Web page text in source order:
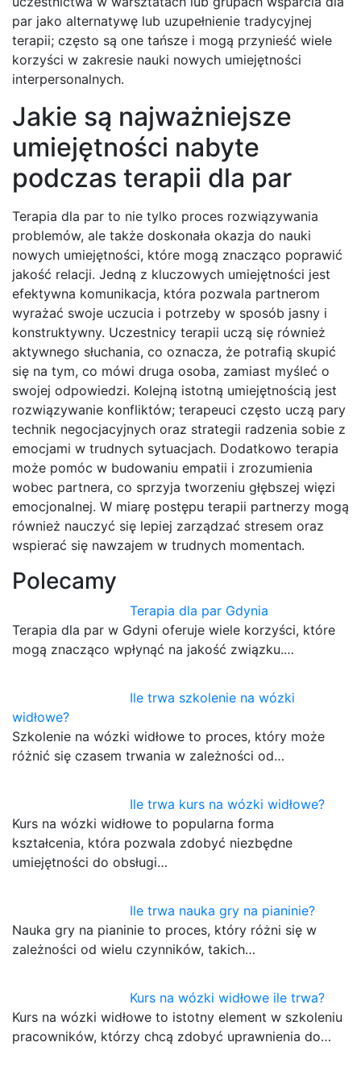
par jako alternatywę lub uzupełnienie tradycyjnej
terapii; często są one tańsze i mogą przynieść wiele
korzyści w zakresie nauki nowych umiejętności
interpersonalnych.
Jakie są najważniejsze
umiejętności nabyte
podczas terapii dla par
Terapia dla par to nie tylko proces rozwiązywania
problemów, ale także doskonała okazja do nauki
nowych umiejętności, które mogą znacząco poprawić
jakość relacji. Jedną z kluczowych umiejętności jest
efektywna komunikacja, która pozwala partnerom
wyrażać swoje uczucia i potrzeby w sposób jasny i
konstruktywny. Uczestnicy terapii uczą się również
aktywnego słuchania, co oznacza, że potrafią skupić
się na tym, co mówi druga osoba, zamiast myśleć o
swojej odpowiedzi. Kolejną istotną umiejętnością jest
rozwiązywanie konfliktów; terapeuci często uczą pary
technik negocjacyjnych oraz strategii radzenia sobie z
emocjami w trudnych sytuacjach. Dodatkowo terapia
może pomóc w budowaniu empatii i zrozumienia
wobec partnera, co sprzyja tworzeniu głębszej więzi
emocjonalnej. W miarę postępu terapii partnerzy mogą
również nauczyć się lepiej zarządzać stresem oraz
wspierać się nawzajem w trudnych momentach.
Polecamy
Terapia dla par Gdynia
Terapia dla par w Gdyni oferuje wiele korzyści, które
mogą znacząco wpłynąć na jakość związku.…
Ile trwa szkolenie na wózki
widłowe?
Szkolenie na wózki widłowe to proces, który może
różnić się czasem trwania w zależności od…
Ile trwa kurs na wózki widłowe?
Kurs na wózki widłowe to popularna forma
kształcenia, która pozwala zdobyć niezbędne
umiejętności do obsługi…
Ile trwa nauka gry na pianinie?
Nauka gry na pianinie to proces, który różni się w
zależności od wielu czynników, takich…
Kurs na wózki widłowe ile trwa?
Kurs na wózki widłowe to istotny element w szkoleniu
pracowników, którzy chcą zdobyć uprawnienia do…